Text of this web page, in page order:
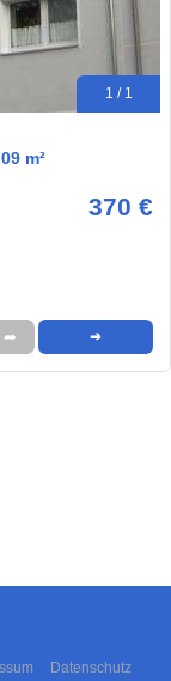
1 / 1
m²
370 €
➦ ➜
Datenschutz